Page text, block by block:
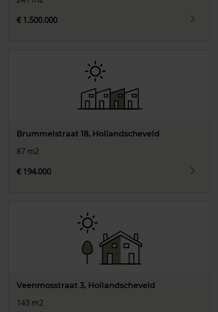
€ 1.500.000
Brummelstraat 18, Hollandscheveld
87 m2
€ 194.000
Veenmosstraat 3, Hollandscheveld
143 m2